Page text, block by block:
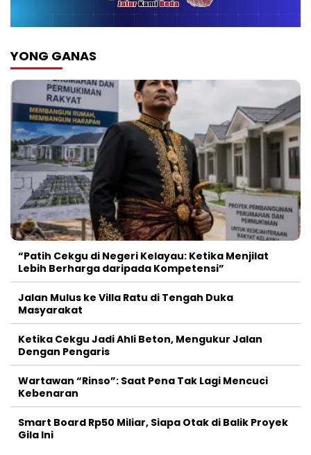
YONG GANAS
“Patih Cekgu di Negeri Kelayau: Ketika Menjilat
Lebih Berharga daripada Kompetensi”
Jalan Mulus ke Villa Ratu di Tengah Duka
Masyarakat
Ketika Cekgu Jadi Ahli Beton, Mengukur Jalan
Dengan Pengaris
Wartawan “Rinso”: Saat Pena Tak Lagi Mencuci
Kebenaran
Smart Board Rp50 Miliar, Siapa Otak di Balik Proyek
Gila Ini